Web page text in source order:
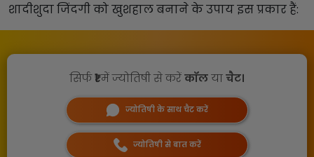
शादीशुदा जिंदगी को खुशहाल बनाने के उपाय इस प्रकार हैं:
सिर्फ₹1में ज्योतिषी से करेंकॉलयाचैट।
ज्योतिषी के साथ चैट करें
ज्योतिषी से बात करें